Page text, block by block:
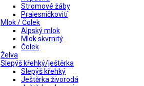
Stromové žáby
Pralesničkovití
Mlok / Čolek
Alpský mlok
Mlok skvrnitý
Čolek
Želva
Slepýš křehký/ještěrka
Slepýš křehký
Ještěrka živorodá